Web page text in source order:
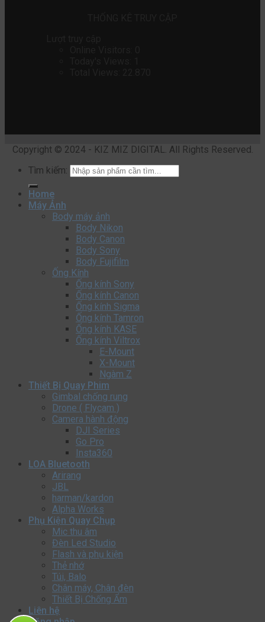
Copyright © 2024 - KIZ MIZ DIGITAL. All Rights Reserved.
Tìm kiếm:
Home
Máy Ảnh
Body máy ảnh
Body Nikon
Body Canon
Body Sony
Body Fujifilm
Ống Kính
Ống kính Sony
Ống kính Canon
Ống kính Sigma
Ống kính Tamron
Ống kính KASE
Ống kính Viltrox
E-Mount
X-Mount
Ngàm Z
Thiết Bị Quay Phim
Gimbal chống rung
Drone ( Flycam )
Camera hành động
DJI Series
Go Pro
Insta360
LOA Bluetooth
Arirang
JBL
harman/kardon
Alpha Works
Phụ Kiện Quay Chụp
Mic thu âm
Đèn Led Studio
Flash và phụ kiện
Thẻ nhớ
Túi, Balo
Chân máy, Chân đèn
Thiết Bị Chống Ẩm
Liên hệ